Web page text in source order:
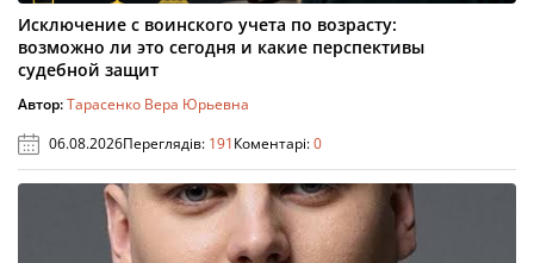
Исключение с воинского учета по возрасту:
возможно ли это сегодня и какие перспективы
судебной защит
Автор:Тарасенко Вера Юрьевна
06.08.2026Переглядів: 191Коментарі:0